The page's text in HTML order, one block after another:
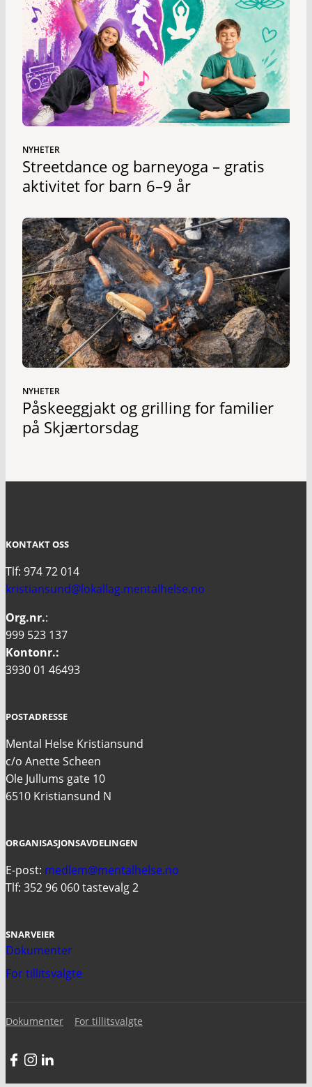
NYHETER
Streetdance og barneyoga – gratis
aktivitet for barn 6–9 år
NYHETER
Påskeeggjakt og grilling for familier
på Skjærtorsdag
KONTAKT OSS
Tlf: 974 72 014
kristiansund@lokallag.mentalhelse.no
Org.nr.:
999 523 137
Kontonr.:
3930 01 46493
POSTADRESSE
Mental Helse Kristiansund
c/o Anette Scheen
Ole Jullums gate 10
6510 Kristiansund N
ORGANISASJONSAVDELINGEN
E-post: medlem@mentalhelse.no
Tlf: 352 96 060 tastevalg 2
SNARVEIER
Dokumenter
For tillitsvalgte
Dokumenter For tillitsvalgte